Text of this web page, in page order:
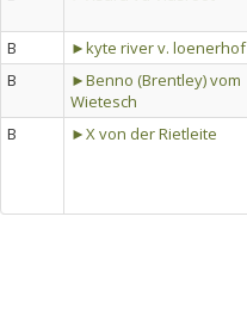
B
►kyte river v. loenerhof
B
►Benno (Brentley) vom
Wietesch
B
►X von der Rietleite